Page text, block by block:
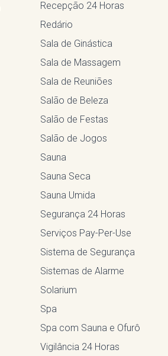
Recepção 24 Horas
Redário
Sala de Ginástica
Sala de Massagem
Sala de Reuniões
Salão de Beleza
Salão de Festas
Salão de Jogos
Sauna
Sauna Seca
Sauna Umida
Segurança 24 Horas
Serviços Pay-Per-Use
Sistema de Segurança
Sistemas de Alarme
Solarium
Spa
Spa com Sauna e Ofurô
Vigilância 24 Horas